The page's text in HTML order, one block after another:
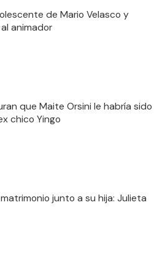
de Mario Velasco y
animador
que Maite Orsini le habría sido
chico Yingo
junto a su hija: Julieta